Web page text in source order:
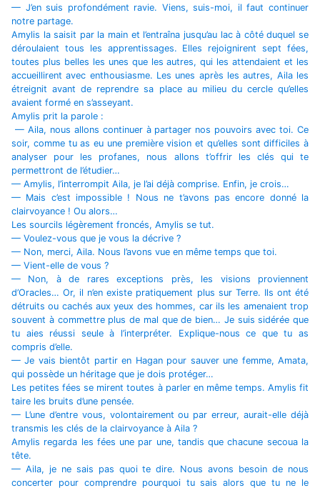
— J’en suis profondément ravie. Viens, suis-moi, il faut continuer
notre partage.
Amylis la saisit par la main et l’entraîna jusqu’au lac à côté duquel se
déroulaient tous les apprentissages. Elles rejoignirent sept fées,
toutes plus belles les unes que les autres, qui les attendaient et les
accueillirent avec enthousiasme. Les unes après les autres, Aila les
étreignit avant de reprendre sa place au milieu du cercle qu’elles
avaient formé en s’asseyant.
Amylis prit la parole :
— Aila, nous allons continuer à partager nos pouvoirs avec toi. Ce
soir, comme tu as eu une première vision et qu’elles sont difficiles à
analyser pour les profanes, nous allons t’offrir les clés qui te
permettront de l’étudier…
— Amylis, l’interrompit Aila, je l’ai déjà comprise. Enfin, je crois…
— Mais c’est impossible ! Nous ne t’avons pas encore donné la
clairvoyance ! Ou alors…
Les sourcils légèrement froncés, Amylis se tut.
— Voulez-vous que je vous la décrive ?
— Non, merci, Aila. Nous l’avons vue en même temps que toi.
— Vient-elle de vous ?
— Non, à de rares exceptions près, les visions proviennent
d’Oracles… Or, il n’en existe pratiquement plus sur Terre. Ils ont été
détruits ou cachés aux yeux des hommes, car ils les amenaient trop
souvent à commettre plus de mal que de bien… Je suis sidérée que
tu aies réussi seule à l’interpréter. Explique-nous ce que tu as
compris d’elle.
— Je vais bientôt partir en Hagan pour sauver une femme, Amata,
qui possède un héritage que je dois protéger…
Les petites fées se mirent toutes à parler en même temps. Amylis fit
taire les bruits d’une pensée.
— L’une d’entre vous, volontairement ou par erreur, aurait-elle déjà
transmis les clés de la clairvoyance à Aila ?
Amylis regarda les fées une par une, tandis que chacune secoua la
tête.
— Aila, je ne sais pas quoi te dire. Nous avons besoin de nous
concerter pour comprendre pourquoi tu sais alors que tu ne le